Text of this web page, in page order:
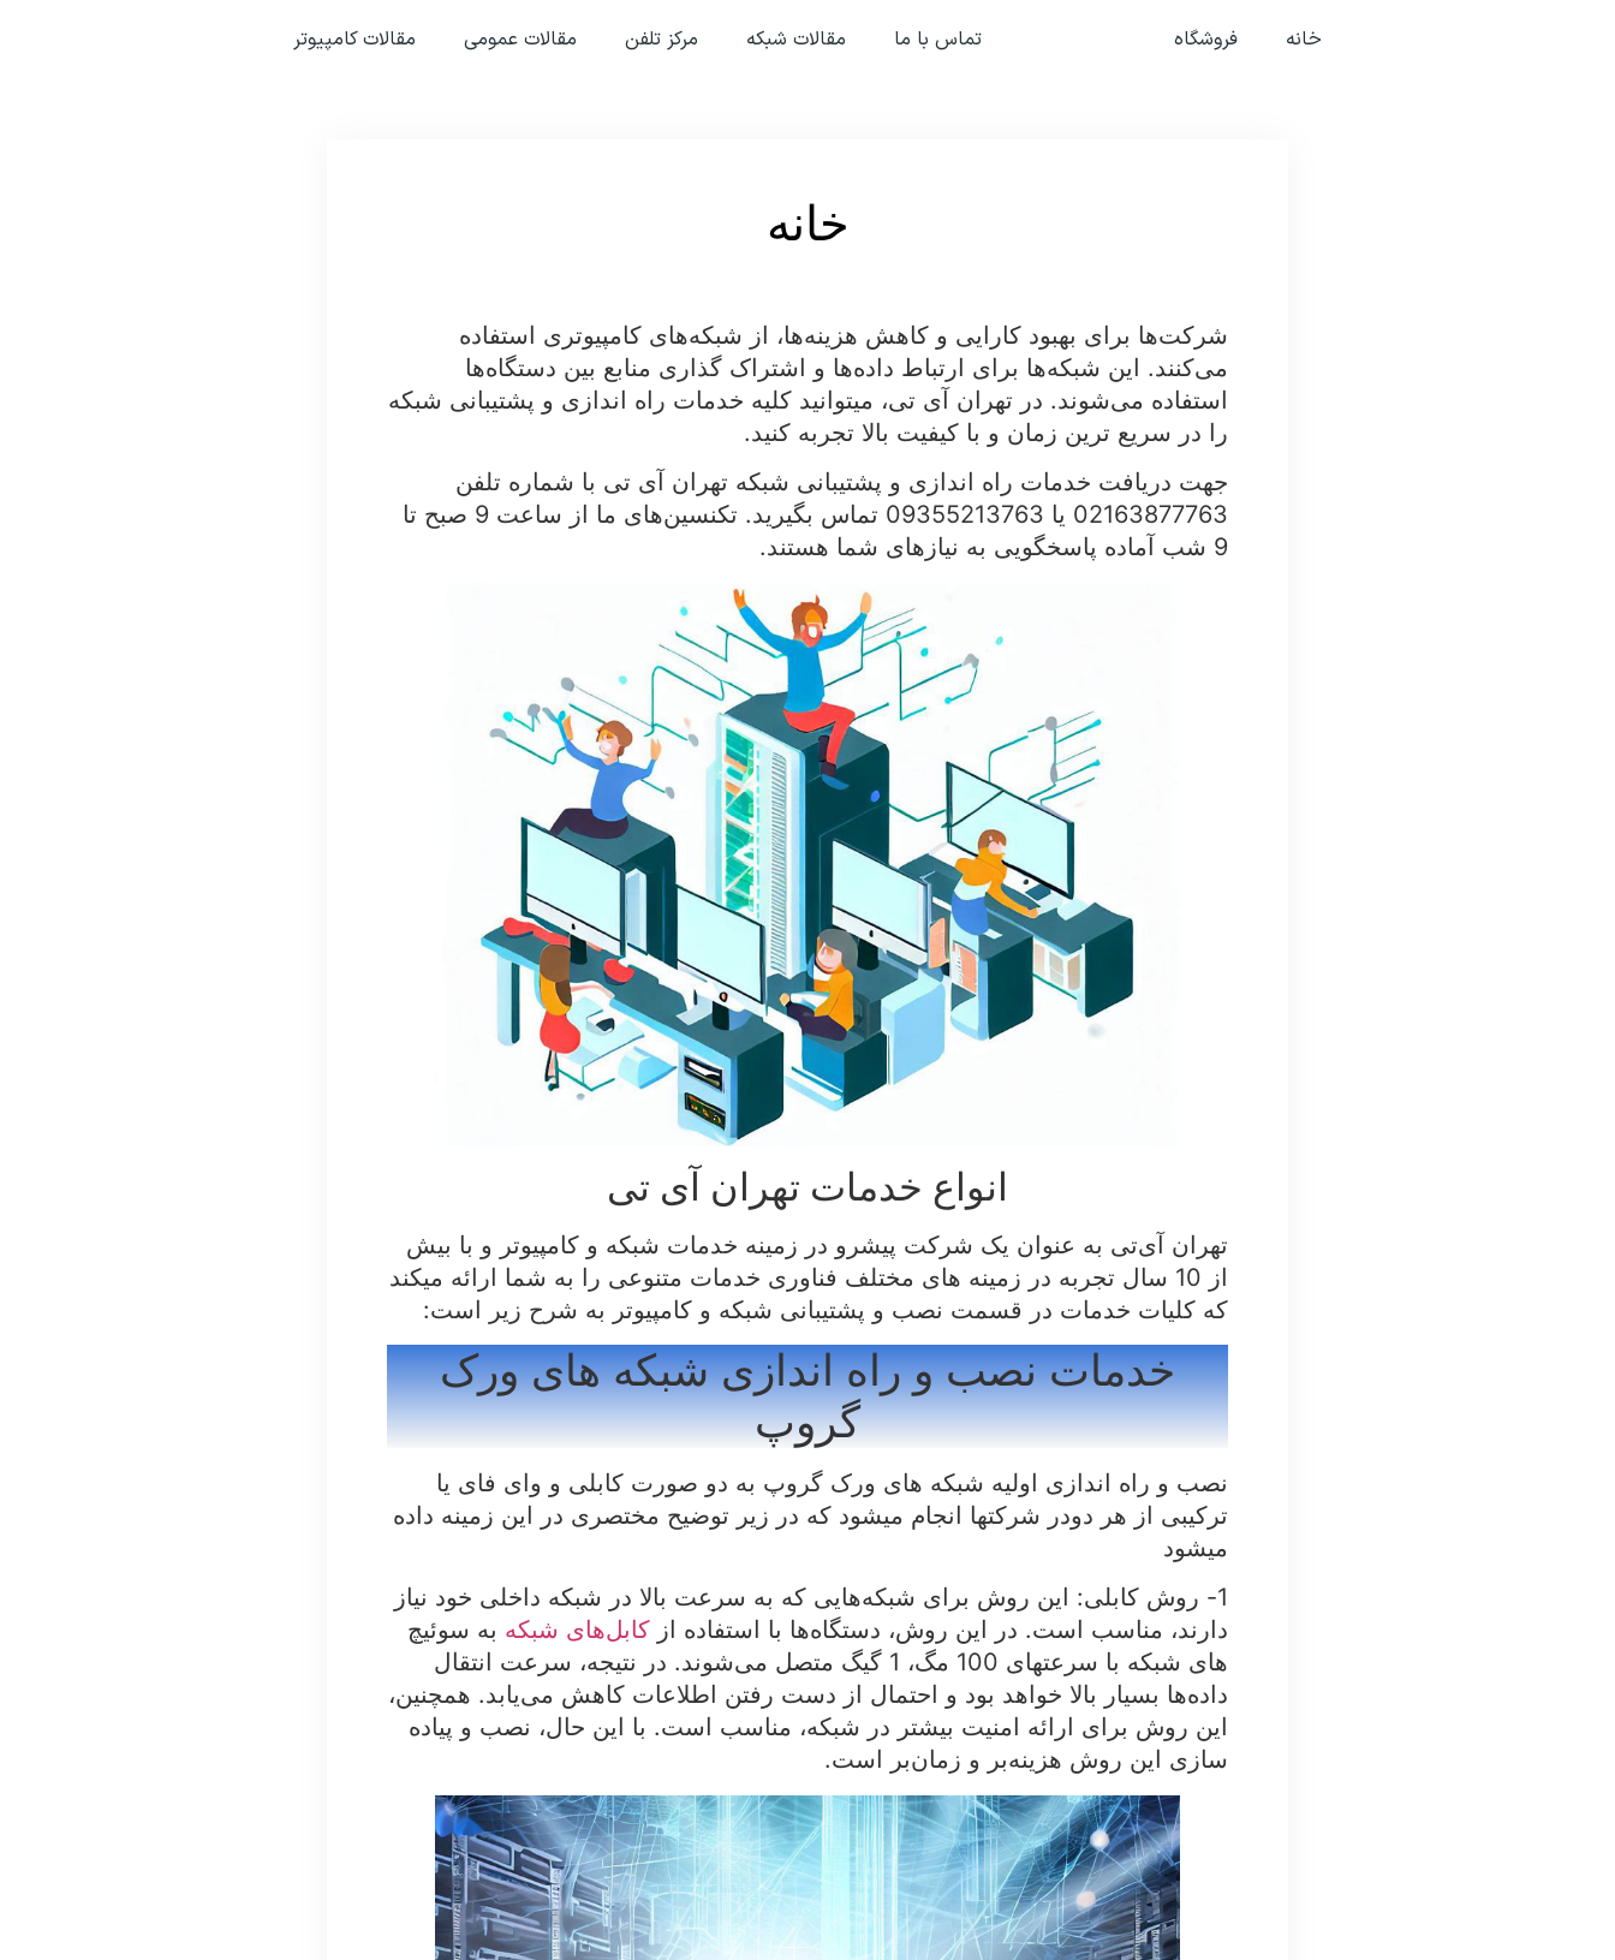
خانه فروشگاه تماس با ما مقالات شبکه مرکز تلفن مقالات عمومی مقالات کامپیوتر
خانه
شرکت‌ها برای بهبود کارایی و کاهش هزینه‌ها، از شبکه‌های کامپیوتری استفاده
می‌کنند. این شبکه‌ها برای ارتباط داده‌ها و اشتراک گذاری منابع بین دستگاه‌ها
استفاده می‌شوند. در تهران آی تی، میتوانید کلیه خدمات راه اندازی و پشتیبانی شبکه
را در سریع ترین زمان و با کیفیت بالا تجربه کنید.
جهت دریافت خدمات راه اندازی و پشتیبانی شبکه تهران آی تی با شماره تلفن
02163877763 یا 09355213763 تماس بگیرید. تکنسین‌های ما از ساعت 9 صبح تا
9 شب آماده پاسخگویی به نیازهای شما هستند.
انواع خدمات تهران آی تی
تهران آی‌تی به عنوان یک شرکت پیشرو در زمینه خدمات شبکه و کامپیوتر و با بیش
از 10 سال تجربه در زمینه های مختلف فناوری خدمات متنوعی را به شما ارائه میکند
که کلیات خدمات در قسمت نصب و پشتیبانی شبکه و کامپیوتر به شرح زیر است:
خدمات نصب و راه اندازی شبکه های ورک
گروپ
نصب و راه اندازی اولیه شبکه های ورک گروپ به دو صورت کابلی و وای فای یا
ترکیبی از هر دودر شرکتها انجام میشود که در زیر توضیح مختصری در این زمینه داده
میشود
1- روش کابلی: این روش برای شبکه‌هایی که به سرعت بالا در شبکه داخلی خود نیاز
دارند، مناسب است. در این روش، دستگاه‌ها با استفاده از کابل‌های شبکه به سوئیچ
های شبکه با سرعتهای 100 مگ، 1 گیگ متصل می‌شوند. در نتیجه، سرعت انتقال
داده‌ها بسیار بالا خواهد بود و احتمال از دست رفتن اطلاعات کاهش می‌یابد. همچنین،
این روش برای ارائه امنیت بیشتر در شبکه، مناسب است. با این حال، نصب و پیاده
سازی این روش هزینه‌بر و زمان‌بر است.